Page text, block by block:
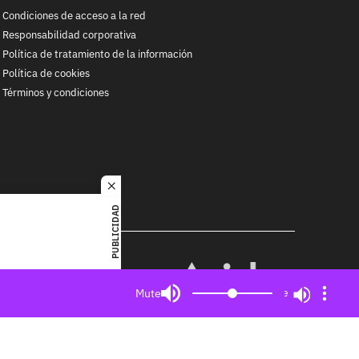
close
PUBLICIDAD
Condiciones de acceso a la red
Responsabilidad corporativa
Política de tratamiento de la información
Política de cookies
Términos y condiciones
All
Mute Mute